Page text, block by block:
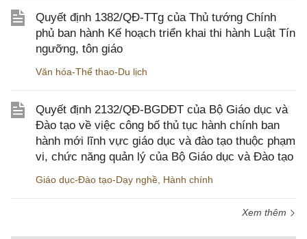
Quyết định 1382/QĐ-TTg của Thủ tướng Chính
phủ ban hành Kế hoạch triển khai thi hành Luật Tín
ngưỡng, tôn giáo
Văn hóa-Thể thao-Du lịch
Quyết định 2132/QĐ-BGDĐT của Bộ Giáo dục và
Đào tạo về việc công bố thủ tục hành chính ban
hành mới lĩnh vực giáo dục và đào tạo thuộc phạm
vi, chức năng quản lý của Bộ Giáo dục và Đào tạo
Giáo dục-Đào tạo-Dạy nghề Hành chính
Xem thêm